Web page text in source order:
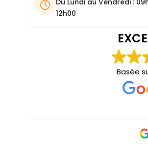
Du Lundi au Vendredi :
12h00
Basée